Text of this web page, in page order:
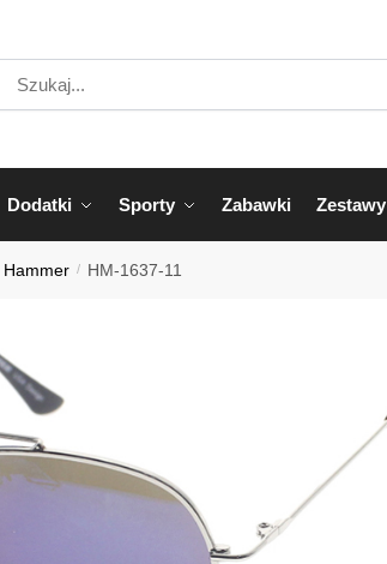
Dodatki Sporty Zabawki Zestawy
Hammer / HM-1637-11